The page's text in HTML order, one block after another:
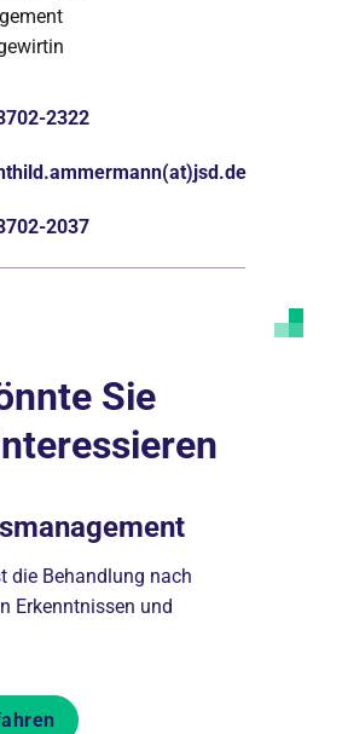
2322
2037
Sie
die Behandlung nach
Erkenntnissen und